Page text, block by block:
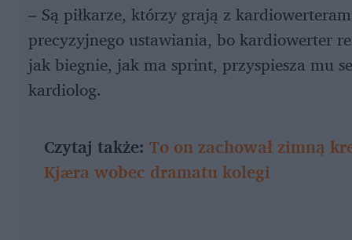
– Są piłkarze, którzy grają z
precyzyjnego ustawiania, bo kardiowerter
jak biegnie, jak ma sprint, przyspiesza mu
kardiolog.
Czytaj także: To on zachował zimną
Kjæra wobec dramatu kolegi